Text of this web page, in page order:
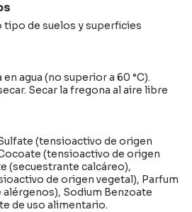
tipo de suelos y superficies
agua (no superior a 60 °C).
Secar la fregona al aire libre
(tensioactivo de origen
(tensioactivo de origen
(secuestrante calcáreo),
de origen vegetal), Parfum
Sodium Benzoate
de uso alimentario.